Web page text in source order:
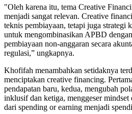
"Oleh karena itu, tema Creative
menjadi sangat relevan. Creative
teknis pembiayaan, tetapi juga strategi
untuk mengombinasikan APBD
pembiayaan non-anggaran secara
regulasi,” ungkapnya.
Khofifah menambahkan setidaknya
menciptakan creative financing.
pendapatan baru, kedua, mengubah
inklusif dan ketiga, menggeser mindset
dari spending or earning menjadi